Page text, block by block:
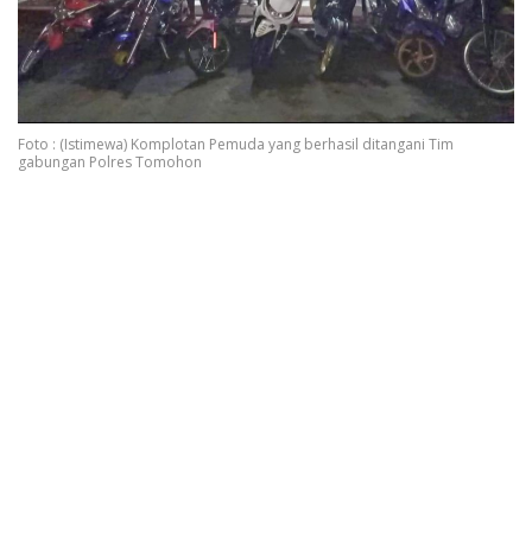
Foto : (Istimewa) Komplotan Pemuda yang berhasil ditangani Tim
gabungan Polres Tomohon